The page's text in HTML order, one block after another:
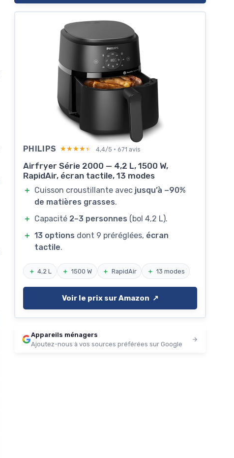
PHILIPS ★★★★★
★★★★★ 4,4/5 · 671 avis
Airfryer Série 2000 — 4,2 L, 1500 W,
RapidAir, écran tactile, 13 modes
＋ Cuisson croustillante avec jusqu’à −90%
de matières grasses.
＋ Capacité 2–3 personnes (bol 4,2 L).
＋ 13 options dont 9 préréglées, écran
tactile.
＋ 4,2 L ＋ 1500 W ＋ RapidAir ＋ 13 modes
Voir le prix sur Amazon ↗️
Appareils ménagers
Ajoutez-nous à vos sources préférées sur Google